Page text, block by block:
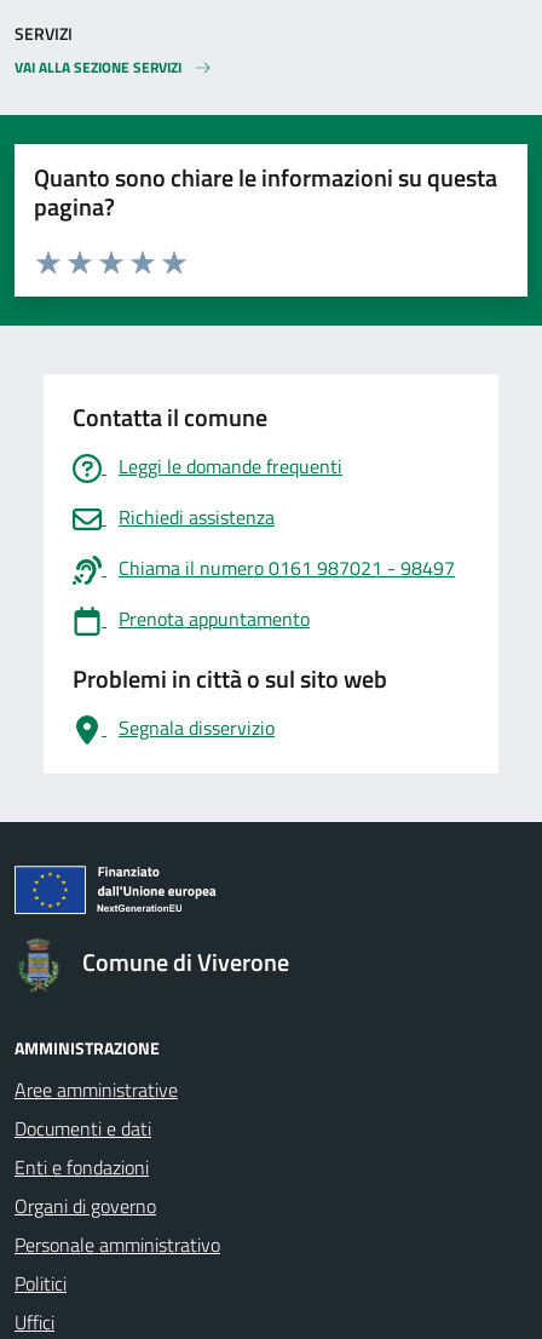
SERVIZI
VAI ALLA SEZIONE SERVIZI
Quanto sono chiare le informazioni su questa
pagina?
Valuta da 1 a 5 stelle la pagina
Valuta 5 stelle su 5
Valuta 4 stelle su 5
Valuta 3 stelle su 5
Valuta 2 stelle su 5
Valuta 1 stelle su 5
Contatta il comune
Leggi le domande frequenti
Richiedi assistenza
Chiama il numero 0161 987021 - 98497
Prenota appuntamento
Problemi in città o sul sito web
Segnala disservizio
logo Unione Europea
Comune di Viverone
AMMINISTRAZIONE
Aree amministrative
Documenti e dati
Enti e fondazioni
Organi di governo
Personale amministrativo
Politici
Uffici